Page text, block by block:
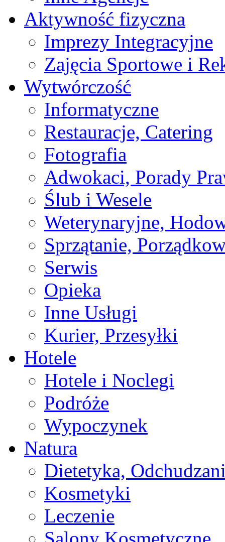
Aktywność fizyczna
Imprezy Integracyjne
Zajęcia Sportowe i
Wytwórczość
Informatyczne
Restauracje, Catering
Fotografia
Adwokaci, Porady
Ślub i Wesele
Weterynaryjne,
Sprzątanie,
Serwis
Opieka
Inne Usługi
Kurier, Przesyłki
Hotele
Hotele i Noclegi
Podróże
Wypoczynek
Natura
Dietetyka,
Kosmetyki
Leczenie